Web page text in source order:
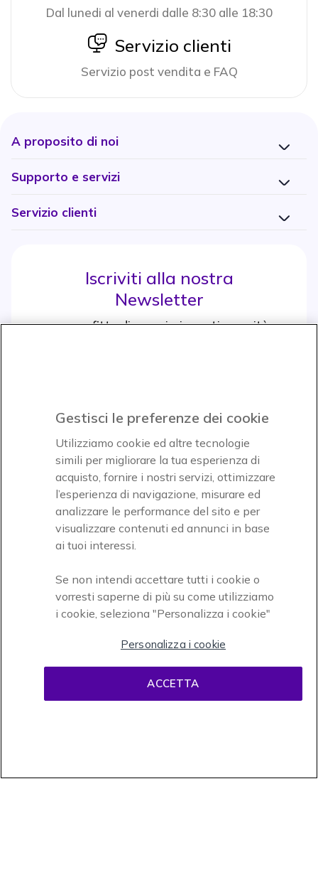
Dal lunedi al venerdi dalle 8:30 alle 18:30
icon
Servizio clienti
Servizio post vendita e FAQ
A proposito di noi
Supporto e servizi
Servizio clienti
Iscriviti alla nostra
Newsletter
e approfitta di maggiori sconti e novità
Icon
Icon
Paga facilmente ed in assoluta sicurezza
Accettiamo
Gestisci le preferenze dei cookie
Utilizziamo cookie ed altre tecnologie
simili per migliorare la tua esperienza di
acquisto, fornire i nostri servizi, ottimizzare
l’esperienza di navigazione, misurare ed
analizzare le performance del sito e per
visualizzare contenuti ed annunci in base
ai tuoi interessi.
Se non intendi accettare tutti i cookie o
vorresti saperne di più su come utilizziamo
i cookie, seleziona "Personalizza i cookie"
Personalizza i cookie
ACCETTA